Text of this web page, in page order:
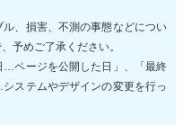
、損害、不測の事態などについ
予めご了承ください。
ページを公開した日」、「最終
ステムやデザインの変更を行っ